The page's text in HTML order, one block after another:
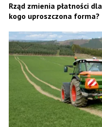
Rząd zmienia płatności
kogo uproszczona forma?